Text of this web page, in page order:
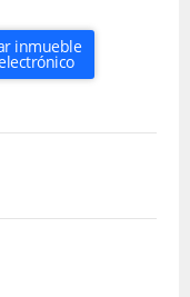
inmueble